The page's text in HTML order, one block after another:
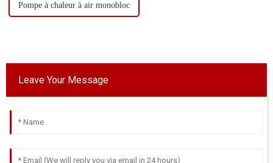
Pompe à chaleur à air monobloc
Leave Your Message